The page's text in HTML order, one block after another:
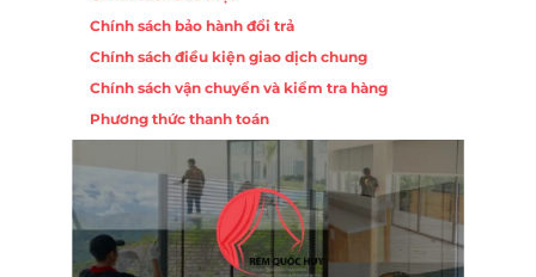
Chính sách bảo hành đổi trả
Chính sách điều kiện giao dịch chung
Chính sách vận chuyển và kiểm tra hàng
Phương thức thanh toán